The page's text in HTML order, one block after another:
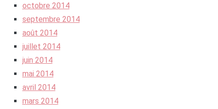
octobre 2014
septembre 2014
août 2014
juillet 2014
juin 2014
mai 2014
avril 2014
mars 2014